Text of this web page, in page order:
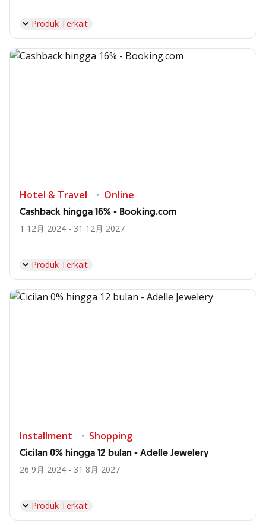
Produk Terkait
Hotel & Travel Online
Cashback hingga 16% - Booking.com
1 12月 2024 - 31 12月 2027
Produk Terkait
Installment Shopping
Cicilan 0% hingga 12 bulan - Adelle Jewelery
26 9月 2024 - 31 8月 2027
Produk Terkait